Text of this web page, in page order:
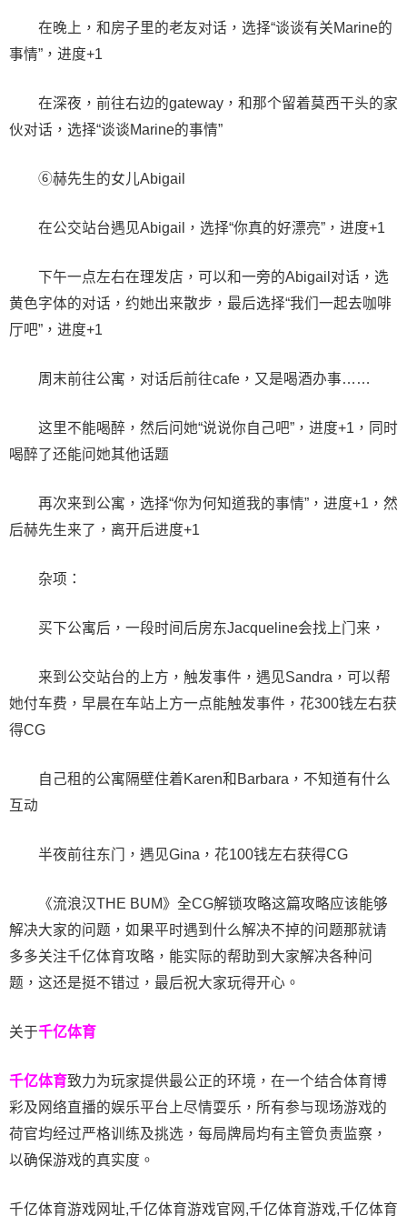
在晚上，和房子里的老友对话，选择“谈谈有关Marine的
事情”，进度+1
在深夜，前往右边的gateway，和那个留着莫西干头的家
伙对话，选择“谈谈Marine的事情”
⑥赫先生的女儿Abigail
在公交站台遇见Abigail，选择“你真的好漂亮”，进度+1
下午一点左右在理发店，可以和一旁的Abigail对话，选
黄色字体的对话，约她出来散步，最后选择“我们一起去咖啡
厅吧”，进度+1
周末前往公寓，对话后前往cafe，又是喝酒办事……
这里不能喝醉，然后问她“说说你自己吧”，进度+1，同时
喝醉了还能问她其他话题
再次来到公寓，选择“你为何知道我的事情”，进度+1，然
后赫先生来了，离开后进度+1
杂项：
买下公寓后，一段时间后房东Jacqueline会找上门来，
来到公交站台的上方，触发事件，遇见Sandra，可以帮
她付车费，早晨在车站上方一点能触发事件，花300钱左右获
得CG
自己租的公寓隔壁住着Karen和Barbara，不知道有什么
互动
半夜前往东门，遇见Gina，花100钱左右获得CG
《流浪汉THE BUM》全CG解锁攻略这篇攻略应该能够
解决大家的问题，如果平时遇到什么解决不掉的问题那就请
多多关注千亿体育攻略，能实际的帮助到大家解决各种问
题，这还是挺不错过，最后祝大家玩得开心。
关于千亿体育
千亿体育致力为玩家提供最公正的环境，在一个结合体育博
彩及网络直播的娱乐平台上尽情耍乐，所有参与现场游戏的
荷官均经过严格训练及挑选，每局牌局均有主管负责监察，
以确保游戏的真实度。
千亿体育游戏网址,千亿体育游戏官网,千亿体育游戏,千亿体育